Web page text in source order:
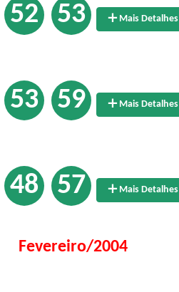
52 53 Mais Detalhes
53 59 Mais Detalhes
48 57 Mais Detalhes
Fevereiro/2004